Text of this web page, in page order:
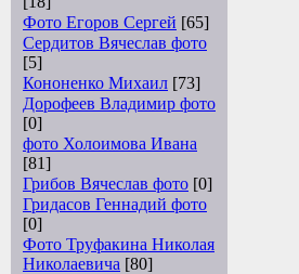
Фото Егоров Сергей [65]
Сердитов Вячеслав фото
[5]
Кононенко Михаил [73]
Дорофеев Владимир фото
[0]
фото Холоимова Ивана
[81]
Грибов Вячеслав фото [0]
Гридасов Геннадий фото
[0]
Фото Труфакина Николая
Николаевича [80]